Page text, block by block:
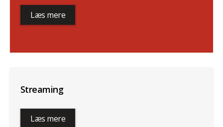
Læs mere
Streaming
Læs mere